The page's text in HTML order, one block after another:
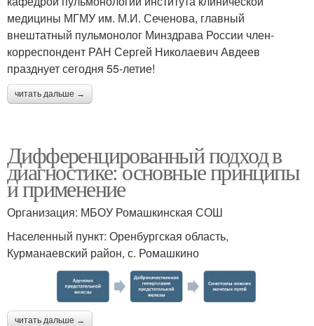
медицины МГМУ им. М.И. Сеченова, главный
внештатный пульмонолог Минздрава России член-
корреспондент РАН Сергей Николаевич Авдеев
празднует сегодня 55-летие!
читать дальше →
Дифференцированный подход в
диагностике: основные принципы
и применение
Организация: МБОУ Ромашкинская СОШ
Населенный пункт: Оренбургская область,
Курманаевский район, с. Ромашкино
читать дальше →